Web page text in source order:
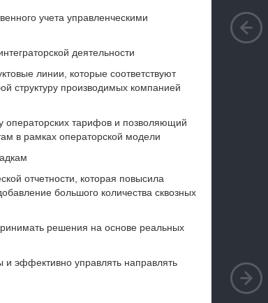
учета управленческими
деятельности
линии, которые соответствуют
структуру производимых компанией
операторских тарифов и позволяющий
в рамках операторской модели
отчетности, которая повысила
большого количества сквозных
решения на основе реальных
эффективно управлять направлять